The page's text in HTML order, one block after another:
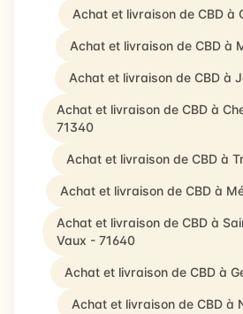
Achat et livraison de CBD à
Achat et livraison de CBD à
Achat et livraison de CBD à
Achat et livraison de CBD à
71340
Achat et livraison de CBD à
Achat et livraison de CBD à
Achat et livraison de CBD à
Vaux - 71640
Achat et livraison de CBD à
Achat et livraison de CBD à